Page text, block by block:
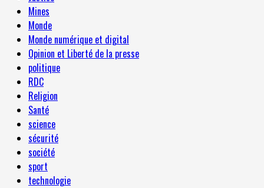
Mines
Monde
Monde numérique et digital
Opinion et Liberté de la presse
politique
RDC
Religion
Santé
science
sécurité
société
sport
technologie